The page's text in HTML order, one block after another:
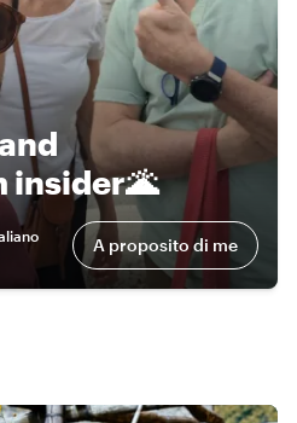
insider🌋
A proposito di me